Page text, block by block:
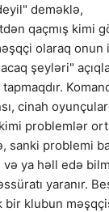
deməklə,
qaçmış kimi
olaraq onun
şeyləri"
cinah
problemlər
sanki problemi
və ya həll edə
yaranır.
bir klubun